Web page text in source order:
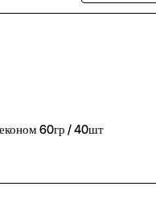
60гр / 40шт